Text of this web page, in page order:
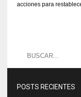
acciones para
POSTS RECIENTES